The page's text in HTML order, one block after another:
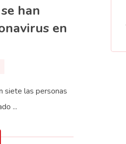
han
en
siete las personas
...